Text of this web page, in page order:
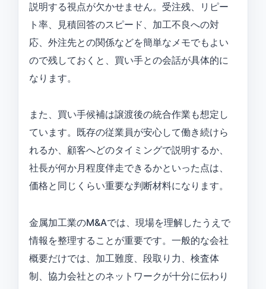
説明する視点が欠かせません。受注残、リピー
ト率、見積回答のスピード、加工不良への対
応、外注先との関係などを簡単なメモでもよい
ので残しておくと、買い手との会話が具体的に
なります。
また、買い手候補は譲渡後の統合作業も想定し
ています。既存の従業員が安心して働き続けら
れるか、顧客へどのタイミングで説明するか、
社長が何か月程度伴走できるかといった点は、
価格と同じくらい重要な判断材料になります。
金属加工業のM&Aでは、現場を理解したうえで
情報を整理することが重要です。一般的な会社
概要だけでは、加工難度、段取り力、検査体
制、協力会社とのネットワークが十分に伝わり